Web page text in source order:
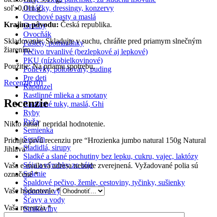
Omáčky, dressingy, konzervy
Orechové pasty a maslá
Orechy
Ovocňák
Paštéty, pomazánky
Pečivo trvanlivé (bezlepkové aj lepkové)
PKU (nízkobielkovinové)
Polievky, polotovary, puding
Pre deti
Rapunzel
Rastlinné mlieka a smotany
Rastlinné tuky, maslá, Ghi
Ryby
Ryža
Semienka
Serafin
Sladidlá, sirupy
Sladké a slané pochutiny bez lepku, cukru, vajec, laktózy
Sója a výrobky zo sóje
Solenie
Špaldové pečivo, žemle, cestoviny, tyčinky, sušienky
Športová výživa
Šťavy a vody
Strukoviny
soľ: 0,011 g.
Krajina pôvodu: Česká republika.
Skladovanie: Skladujte v suchu, chráňte pred priamym slnečným
žiarením.
Použitie: Na priamu spotrebu.
Recenzie (0)
Recenzie
Nikto zatiaľ nepridal hodnotenie.
Pridajte prvú recenziu pre “Hrozienka jumbo natural 150g Natural
Jihlava”
Vaša e-mailová adresa nebude zverejnená. Vyžadované polia sú
označené*
Vaše hodnotenie*
Vaša recenzia*